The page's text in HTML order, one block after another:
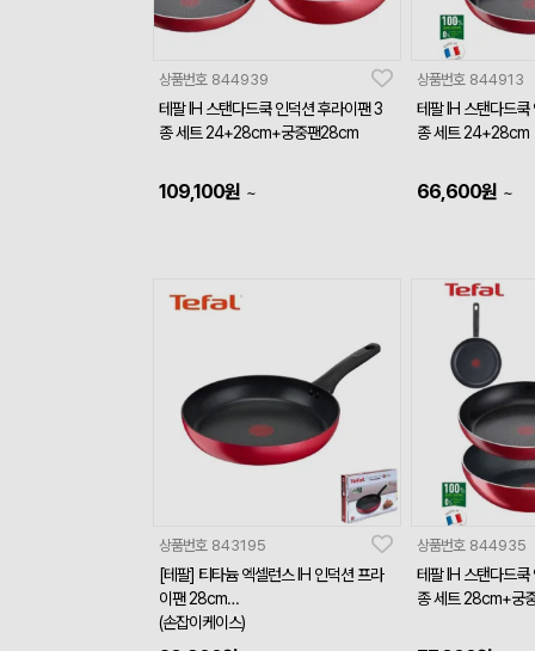
상품번호 844939
테팔 IH 스탠다드쿡 인덕션 후라이팬 3
종 세트 24+28cm+궁중팬28cm
109,100원 ~
상품번호 844913
테팔 IH 스탠다드쿡
종 세트 24+28cm
66,600원 ~
상품번호 843195
[테팔] 티타늄 엑셀런스 IH 인덕션 프라
이팬 28cm
(손잡이케이스)
상품번호 844935
테팔 IH 스탠다드쿡
종 세트 28cm+궁